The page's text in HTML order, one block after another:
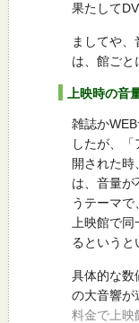
果たして
ましてや
は、館ごと
上映時の音
雑誌か
したが、
開された
は、音量が
うテーマで
上映館で
るというと
具体的な数
の大音響が
料金で上映